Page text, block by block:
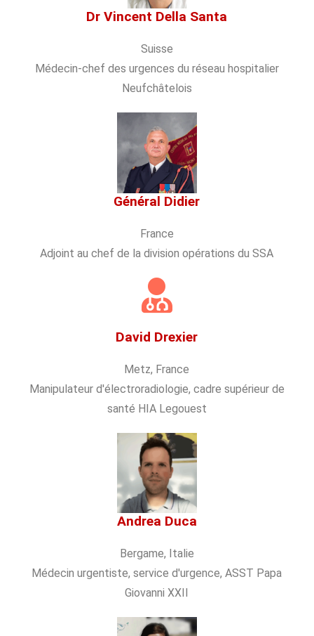
Dr Vincent Della Santa
Suisse
Médecin-chef des urgences du réseau hospitalier
Neufchâtelois
Général Didier
France
Adjoint au chef de la division opérations du SSA
David Drexier
Metz, France
Manipulateur d'électroradiologie, cadre supérieur de
santé HIA Legouest
Andrea Duca
Bergame, Italie
Médecin urgentiste, service d'urgence, ASST Papa
Giovanni XXII